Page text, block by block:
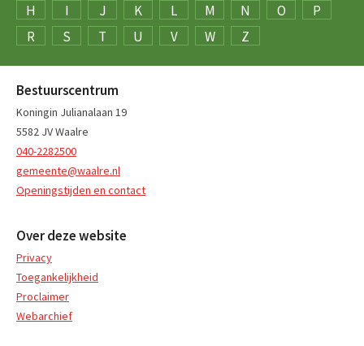
H
I J K L M N O
P
R
S T U V W Z
Bestuurscentrum
Koningin Julianalaan 19
5582 JV Waalre
040-2282500
gemeente@waalre.nl
Openingstijden en contact
Over deze website
Privacy
Toegankelijkheid
Proclaimer
Webarchief